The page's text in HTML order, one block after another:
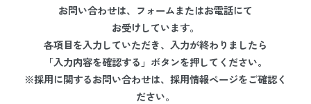
お問い合わせは、フォームまたはお電話にて
お受けしています。
各項目を入力していただき、入力が終わりましたら
「入力内容を確認する」ボタンを押してください。
※採用に関するお問い合わせは、採用情報ページをご確認く
ださい。